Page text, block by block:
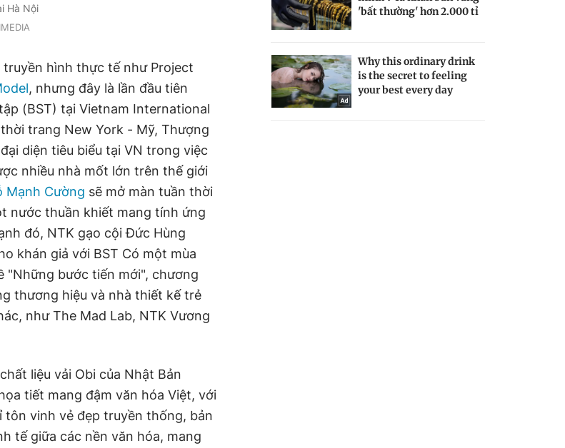
Hà Nội
hình thực tế như Project
, nhưng đây là lần đầu tiên
(BST) tại Vietnam International
trang New York - Mỹ, Thượng
diện tiêu biểu tại VN trong việc
nhiều nhà mốt lớn trên thế giới
Mạnh Cường sẽ mở màn tuần thời
nước thuần khiết mang tính ứng
đó, NTK gạo cội Đức Hùng
khán giả với BST Có một mùa
"Những bước tiến mới", chương
thương hiệu và nhà thiết kế trẻ
như The Mad Lab, NTK Vương
liệu vải Obi của Nhật Bản
tiết mang đậm văn hóa Việt, với
tôn vinh vẻ đẹp truyền thống, bản
tế giữa các nền văn hóa, mang